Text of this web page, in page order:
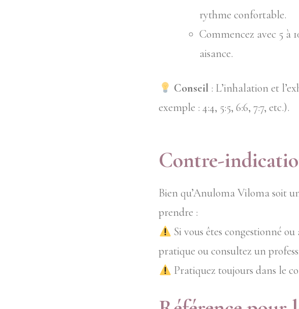
rythme confortable.
Commencez avec 5 à
aisance.
Conseil : L’inhalation et
exemple : 4:4, 5:5, 6:6, 7:7, etc.).
Contre-
Bien qu’Anuloma Viloma soit
prendre :
Si vous êtes congestionné
pratique ou consultez un
Pratiquez toujours dans le